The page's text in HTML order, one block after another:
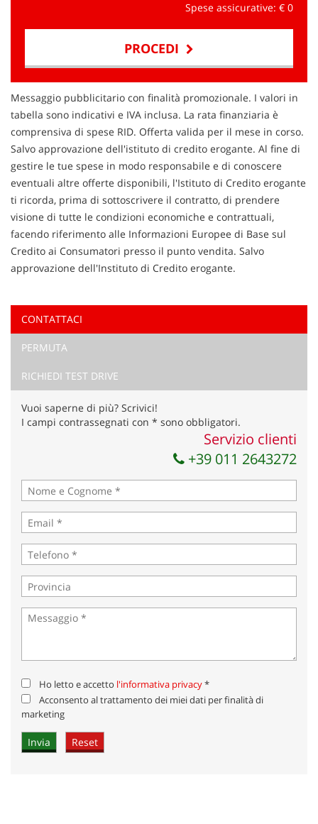
Spese assicurative: € 0
PROCEDI
Contattaci
Ho letto e accettol'informativa privacy*
Acconsento al trattamento dei miei dati per finalità di
Invia la tua richiesta
Messaggio pubblicitario con finalità promozionale. I valori in
tabella sono indicativi e IVA inclusa. La rata finanziaria è
comprensiva di spese RID. Offerta valida per il mese in corso.
Salvo approvazione dell'istituto di credito erogante. Al fine di
gestire le tue spese in modo responsabile e di conoscere
eventuali altre offerte disponibili, l'Istituto di Credito erogante
ti ricorda, prima di sottoscrivere il contratto, di prendere
visione di tutte le condizioni economiche e contrattuali,
facendo riferimento alle Informazioni Europee di Base sul
Credito ai Consumatori presso il punto vendita. Salvo
approvazione dell'Instituto di Credito erogante.
CONTATTACI
PERMUTA
RICHIEDI TEST DRIVE
Vuoi saperne di più? Scrivici!
I campi contrassegnati con * sono obbligatori.
Servizio clienti
+39 011 2643272
Ho letto e accetto l'informativa privacy*
Acconsento al trattamento dei miei dati per finalità di
marketing